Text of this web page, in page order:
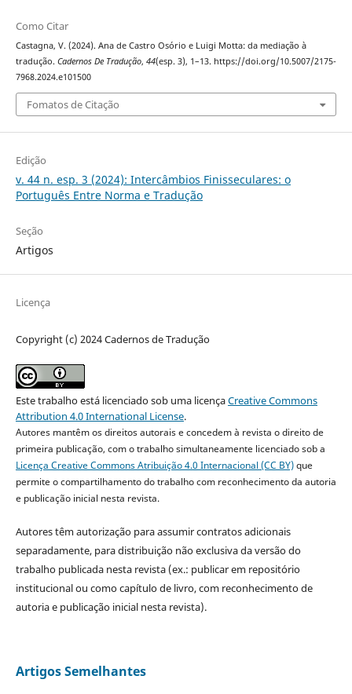
Como Citar
Castagna, V. (2024). Ana de Castro Osório e Luigi Motta: da mediação à
tradução. Cadernos De Tradução, 44(esp. 3), 1–13. https://doi.org/10.5007/2175-
7968.2024.e101500
Fomatos de Citação
Edição
v. 44 n. esp. 3 (2024): Intercâmbios Finisseculares: o
Português Entre Norma e Tradução
Seção
Artigos
Licença
Copyright (c) 2024 Cadernos de Tradução
Este trabalho está licenciado sob uma licençaCreative Commons
Attribution 4.0 International License.
Autores mantêm os direitos autorais e concedem à revista o direito de
primeira publicação, com o trabalho simultaneamente licenciado sob a
Licença Creative Commons Atribuição 4.0 Internacional (CC BY)que
permite o compartilhamento do trabalho com reconhecimento da autoria
e publicação inicial nesta revista.
Autores têm autorização para assumir contratos adicionais
separadamente, para distribuição não exclusiva da versão do
trabalho publicada nesta revista (ex.: publicar em repositório
institucional ou como capítulo de livro, com reconhecimento de
autoria e publicação inicial nesta revista).
Artigos Semelhantes